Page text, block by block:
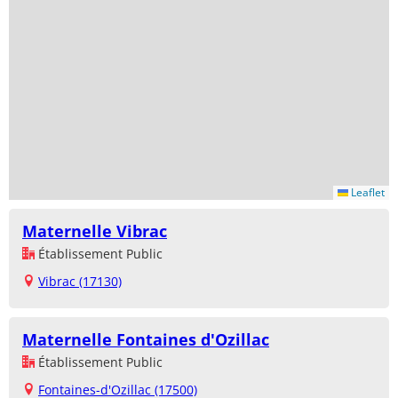
Leaflet
Maternelle Vibrac
Établissement Public
Vibrac (17130)
Maternelle Fontaines d'Ozillac
Établissement Public
Fontaines-d'Ozillac (17500)